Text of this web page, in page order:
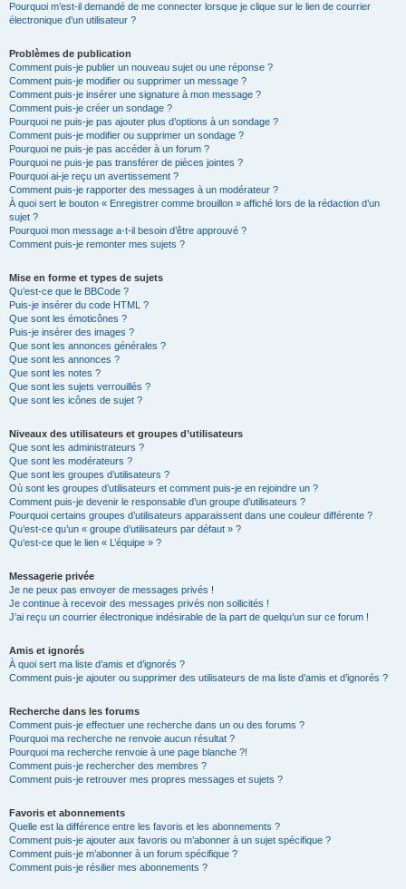
Pourquoi m’est-il demandé de me connecter lorsque je clique sur le lien de courrier
électronique d’un utilisateur ?
Problèmes de publication
Comment puis-je publier un nouveau sujet ou une réponse ?
Comment puis-je modifier ou supprimer un message ?
Comment puis-je insérer une signature à mon message ?
Comment puis-je créer un sondage ?
Pourquoi ne puis-je pas ajouter plus d’options à un sondage ?
Comment puis-je modifier ou supprimer un sondage ?
Pourquoi ne puis-je pas accéder à un forum ?
Pourquoi ne puis-je pas transférer de pièces jointes ?
Pourquoi ai-je reçu un avertissement ?
Comment puis-je rapporter des messages à un modérateur ?
À quoi sert le bouton « Enregistrer comme brouillon » affiché lors de la rédaction d’un
sujet ?
Pourquoi mon message a-t-il besoin d’être approuvé ?
Comment puis-je remonter mes sujets ?
Mise en forme et types de sujets
Qu’est-ce que le BBCode ?
Puis-je insérer du code HTML ?
Que sont les émoticônes ?
Puis-je insérer des images ?
Que sont les annonces générales ?
Que sont les annonces ?
Que sont les notes ?
Que sont les sujets verrouillés ?
Que sont les icônes de sujet ?
Niveaux des utilisateurs et groupes d’utilisateurs
Que sont les administrateurs ?
Que sont les modérateurs ?
Que sont les groupes d’utilisateurs ?
Où sont les groupes d’utilisateurs et comment puis-je en rejoindre un ?
Comment puis-je devenir le responsable d’un groupe d’utilisateurs ?
Pourquoi certains groupes d’utilisateurs apparaissent dans une couleur différente ?
Qu’est-ce qu’un « groupe d’utilisateurs par défaut » ?
Qu’est-ce que le lien « L’équipe » ?
Messagerie privée
Je ne peux pas envoyer de messages privés !
Je continue à recevoir des messages privés non sollicités !
J’ai reçu un courrier électronique indésirable de la part de quelqu’un sur ce forum !
Amis et ignorés
À quoi sert ma liste d’amis et d’ignorés ?
Comment puis-je ajouter ou supprimer des utilisateurs de ma liste d’amis et d’ignorés ?
Recherche dans les forums
Comment puis-je effectuer une recherche dans un ou des forums ?
Pourquoi ma recherche ne renvoie aucun résultat ?
Pourquoi ma recherche renvoie à une page blanche ?!
Comment puis-je rechercher des membres ?
Comment puis-je retrouver mes propres messages et sujets ?
Favoris et abonnements
Quelle est la différence entre les favoris et les abonnements ?
Comment puis-je ajouter aux favoris ou m’abonner à un sujet spécifique ?
Comment puis-je m’abonner à un forum spécifique ?
Comment puis-je résilier mes abonnements ?